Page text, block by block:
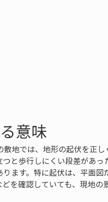
意味
地では、地形の起伏を正
と歩行しにくい段差があっ
ます。特に起伏は、平面図
を確認していても、現地の